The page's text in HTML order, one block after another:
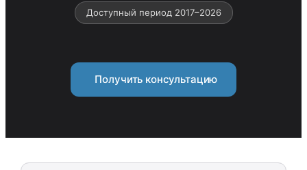
Доступный период 2017–2026
Получить консультацию